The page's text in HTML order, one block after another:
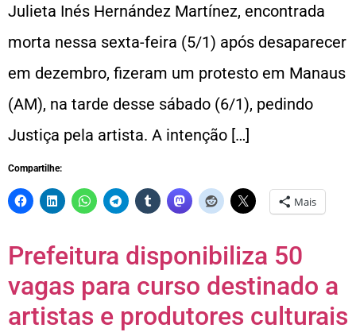
Julieta Inés Hernández Martínez, encontrada
morta nessa sexta-feira (5/1) após desaparecer
em dezembro, fizeram um protesto em Manaus
(AM), na tarde desse sábado (6/1), pedindo
Justiça pela artista. A intenção […]
Compartilhe:
Mais
Prefeitura disponibiliza 50
vagas para curso destinado a
artistas e produtores culturais